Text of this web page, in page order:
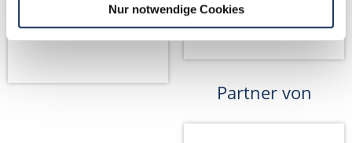
Nur notwendige Cookies
Partner von